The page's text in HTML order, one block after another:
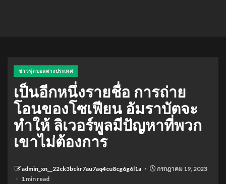
ข่าวฟุตบอลต่างประเทศ
เป็นอีกหนึ่งรายชื่อ การถ่าย
โอนของโซเฟียน อัมราบัตจะ
ทำให้ ลิเวอร์พูลมีปัญหาที่พวก
เขาไม่ต้องการ
admin_xn__22ck3bckr7au7aq4cu8cg6g6l1a
กรกฎาคม 19, 2023
1 min read